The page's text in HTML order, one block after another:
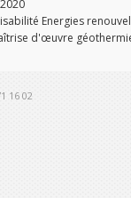
Energies
d'œuvre
16 02